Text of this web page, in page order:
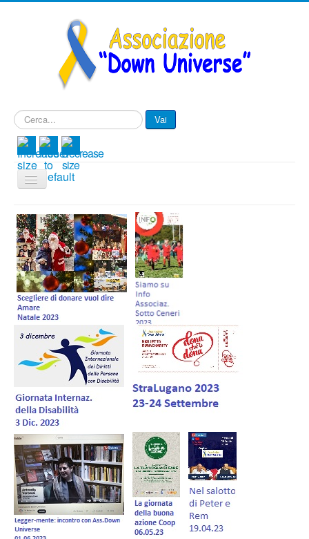
Cerca... Vai
Cambia
navigazione
Menu IT
Associazione
Progetti
Eventi e Novità
Contattaci
Forum IT
Donazioni
Gestione Soci
Negozio
Volontariato